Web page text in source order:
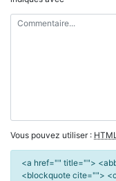
Vous pouvez utiliser : HTML
<a href="" title="">
<blockquote cite="">